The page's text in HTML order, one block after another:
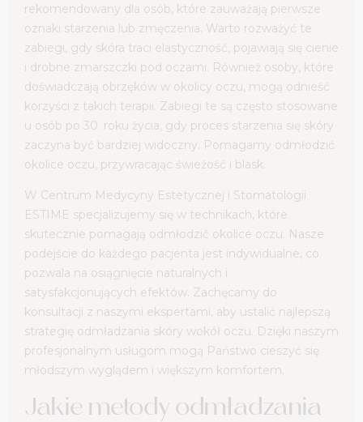
rekomendowany dla osób, które zauważają pierwsze
oznaki starzenia lub zmęczenia. Warto rozważyć te
zabiegi, gdy skóra traci elastyczność, pojawiają się cienie
i drobne zmarszczki pod oczami. Również osoby, które
doświadczają obrzęków w okolicy oczu, mogą odnieść
korzyści z takich terapii. Zabiegi te są często stosowane
u osób po 30. roku życia, gdy proces starzenia się skóry
zaczyna być bardziej widoczny. Pomagamy odmłodzić
okolice oczu, przywracając świeżość i blask.
W Centrum Medycyny Estetycznej i Stomatologii
ESTIME specjalizujemy się w technikach, które
skutecznie pomagają odmłodzić okolice oczu. Nasze
podejście do każdego pacjenta jest indywidualne, co
pozwala na osiągnięcie naturalnych i
satysfakcjonujących efektów. Zachęcamy do
konsultacji z naszymi ekspertami, aby ustalić najlepszą
strategię odmładzania skóry wokół oczu. Dzięki naszym
profesjonalnym usługom mogą Państwo cieszyć się
młodszym wyglądem i większym komfortem.
Jakie metody odmładzania